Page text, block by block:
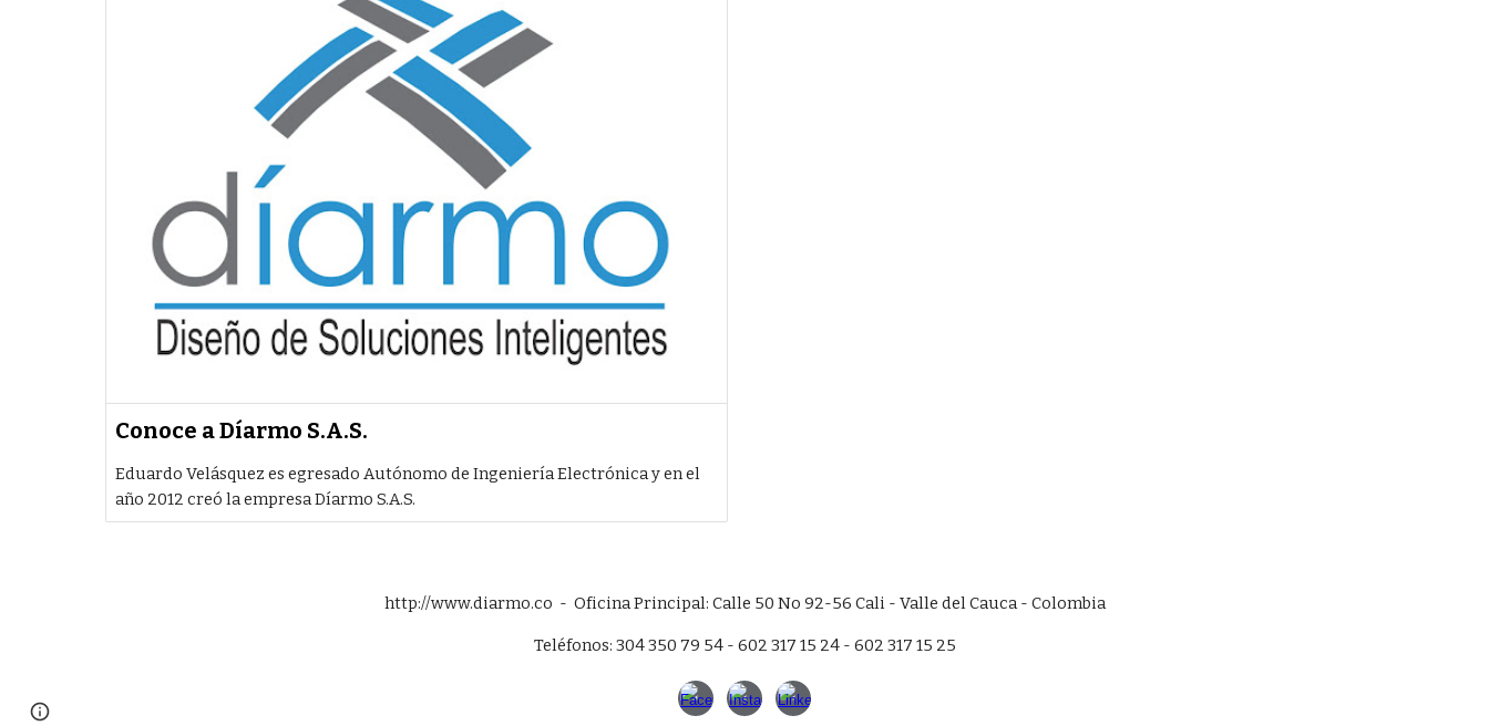
Conoce a Díarmo S.A.S.
Eduardo Velásquez es egresado Autónomo de Ingeniería Electrónica y en el
año 2012 creó la empresa Díarmo S.A.S.
http://www.diarmo.co - Oficina Principal: Calle 50 No 92-56 Cali - Valle del Cauca - Colombia
Teléfonos: 304 350 79 54 - 602 317 15 24 - 602 317 15 25